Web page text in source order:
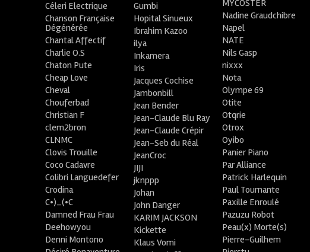
Céleri Electrique
Chanson Française
Dégénérée
Chantal Affectif
Charlie O.S
Chaton Pute
Cheap Love
Cheval
Chouferbad
Christian F
clem2bron
CLNMC
Clovis Trouille
Coco Cadavre
Colibri Languedefer
Crodina
C•)_(•C
Damned Frau Frau
Deehowyou
Denni Montono
Gumbi
Hopital Sinueux
Ibrahim Kazoo
ilya
Inkamera
Iris
Jacques Cochise
Jambonbill
Jean Bender
Jean-Claude Blu Ray
Jean-Claude Crépir
Jean-Seb du Réal
JeanCroc
JIJI
jknppp
Johan
John Danger
KARIM JACKSON
Kickette
Klaus Vomi
MYCOSTER
Nadine Graudchibre
Napel
NATE
Nils Gasp
nixxx
Nota
Olympe 69
Otite
Otqrie
Otrox
Oyibo
Panier Piano
Par Alliance
Patrick Harlequin
Paul Tournante
Paxille Enroulé
Pazuzu Robot
Peau(x) Morte(s)
Pierre-Guilhem